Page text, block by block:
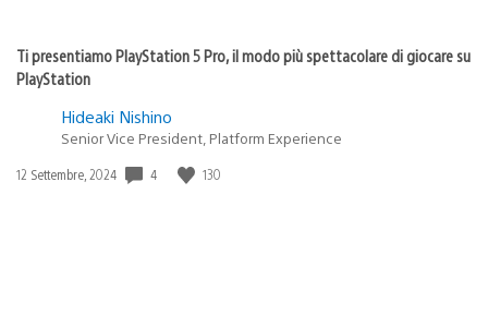
Ti presentiamo PlayStation 5 Pro, il modo più spettacolare di giocare su
PlayStation
Hideaki Nishino
Senior Vice President, Platform Experience
Data
12 Settembre, 2024 4 130